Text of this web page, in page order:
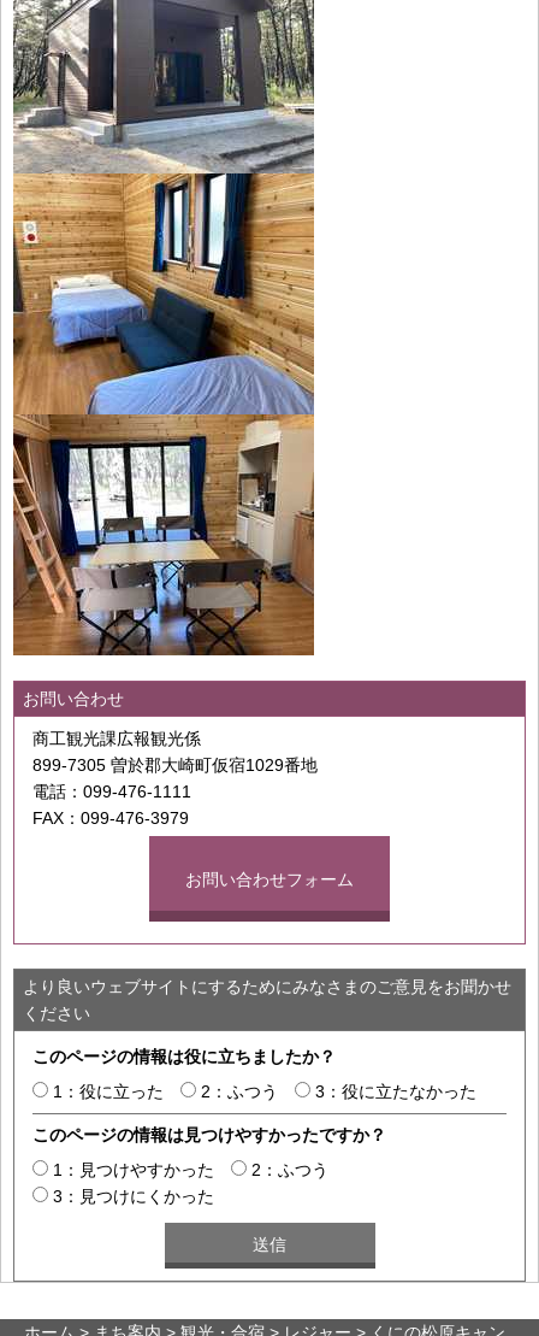
お問い合わせ
商工観光課広報観光係
899-7305 曽於郡大崎町仮宿1029番地
電話：099-476-1111
FAX：099-476-3979
お問い合わせフォーム
より良いウェブサイトにするためにみなさまのご意見をお聞かせ
ください
このページの情報は役に立ちましたか？
1：役に立った
2：ふつう 3：役に立たなかった
このページの情報は見つけやすかったですか？
1：見つけやすかった
2：ふつう
3：見つけにくかった